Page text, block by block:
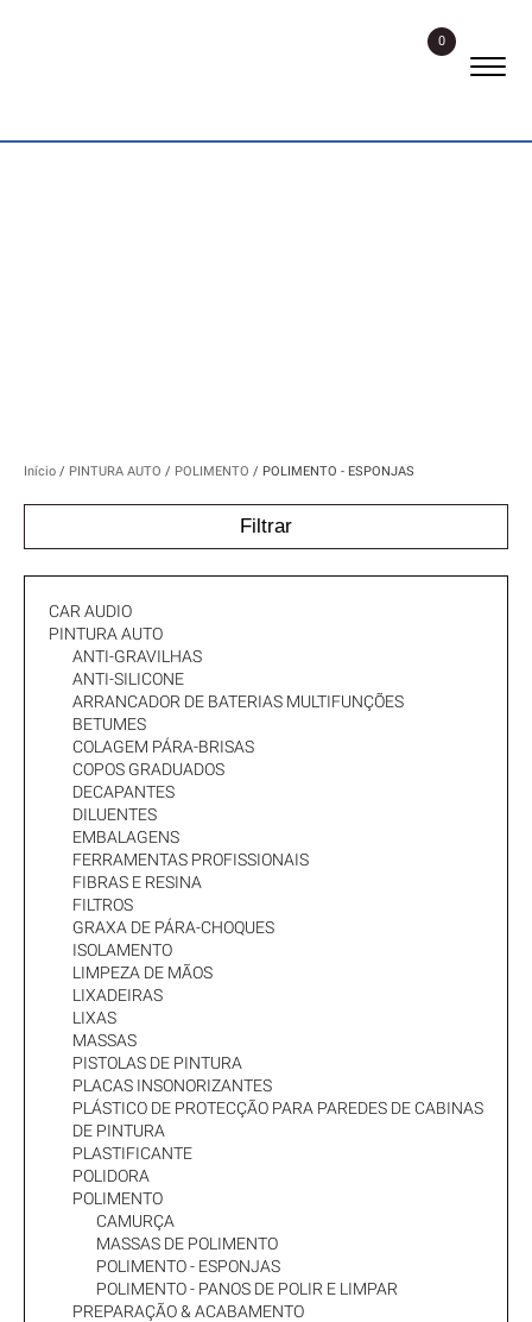
0
Início / PINTURA AUTO / POLIMENTO / POLIMENTO - ESPONJAS
Filtrar
CAR AUDIO
PINTURA AUTO
ANTI-GRAVILHAS
ANTI-SILICONE
ARRANCADOR DE BATERIAS MULTIFUNÇÕES
BETUMES
COLAGEM PÁRA-BRISAS
COPOS GRADUADOS
DECAPANTES
DILUENTES
EMBALAGENS
FERRAMENTAS PROFISSIONAIS
FIBRAS E RESINA
FILTROS
GRAXA DE PÁRA-CHOQUES
ISOLAMENTO
LIMPEZA DE MÃOS
LIXADEIRAS
LIXAS
MASSAS
PISTOLAS DE PINTURA
PLACAS INSONORIZANTES
PLÁSTICO DE PROTECÇÃO PARA PAREDES DE CABINAS
DE PINTURA
PLASTIFICANTE
POLIDORA
POLIMENTO
CAMURÇA
MASSAS DE POLIMENTO
POLIMENTO - ESPONJAS
POLIMENTO - PANOS DE POLIR E LIMPAR
PREPARAÇÃO & ACABAMENTO